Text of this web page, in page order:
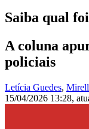
Saiba qual
A coluna
policiais
Letícia Guedes,
15/04/2026 13:28,